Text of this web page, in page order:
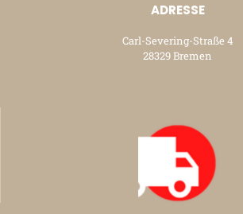
ADRESSE
Carl-Severing-Straße 4
28329 Bremen